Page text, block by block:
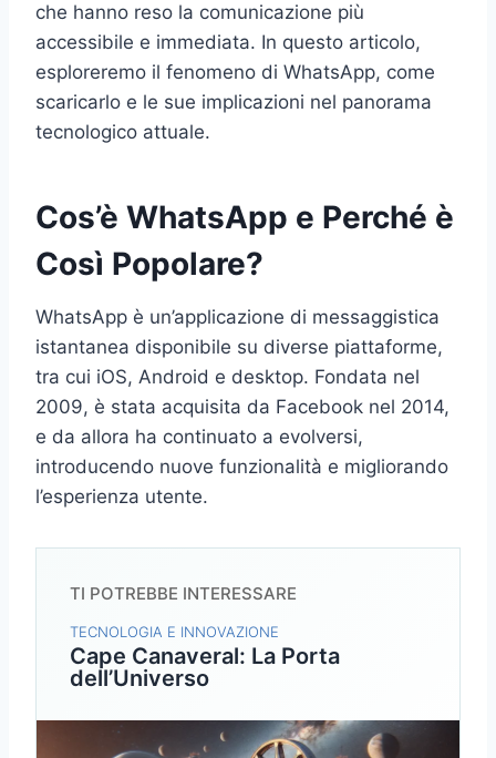
che hanno reso la comunicazione più
accessibile e immediata. In questo articolo,
esploreremo il fenomeno di WhatsApp, come
scaricarlo e le sue implicazioni nel panorama
tecnologico attuale.
Cos’è WhatsApp e Perché è
Così Popolare?
WhatsApp è un’applicazione di messaggistica
istantanea disponibile su diverse piattaforme,
tra cui iOS, Android e desktop. Fondata nel
2009, è stata acquisita da Facebook nel 2014,
e da allora ha continuato a evolversi,
introducendo nuove funzionalità e migliorando
l’esperienza utente.
TI POTREBBE INTERESSARE
TECNOLOGIA E INNOVAZIONE
Cape Canaveral: La Porta
dell’Universo